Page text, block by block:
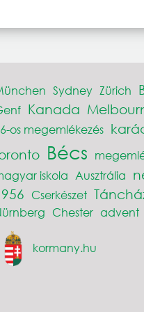
Sydney Zürich
Kanada
os megemlékezés
Bécs
iskola Ausztrália
Cserkészet
Chester advent
kormany.hu